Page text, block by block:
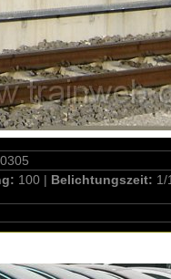
100 | Belichtungszeit: 1/